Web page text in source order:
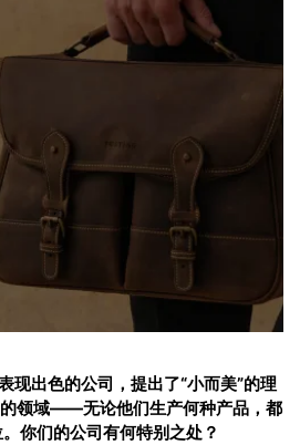
现出色的公司，提出了“小而美”的理
的领域——无论他们生产何种产品，都
你们的公司有何特别之处？